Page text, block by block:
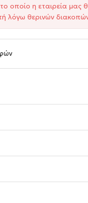
οποίο η εταιρεία μας
λόγω θερινών